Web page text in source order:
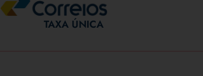
TAXA ÚNICA